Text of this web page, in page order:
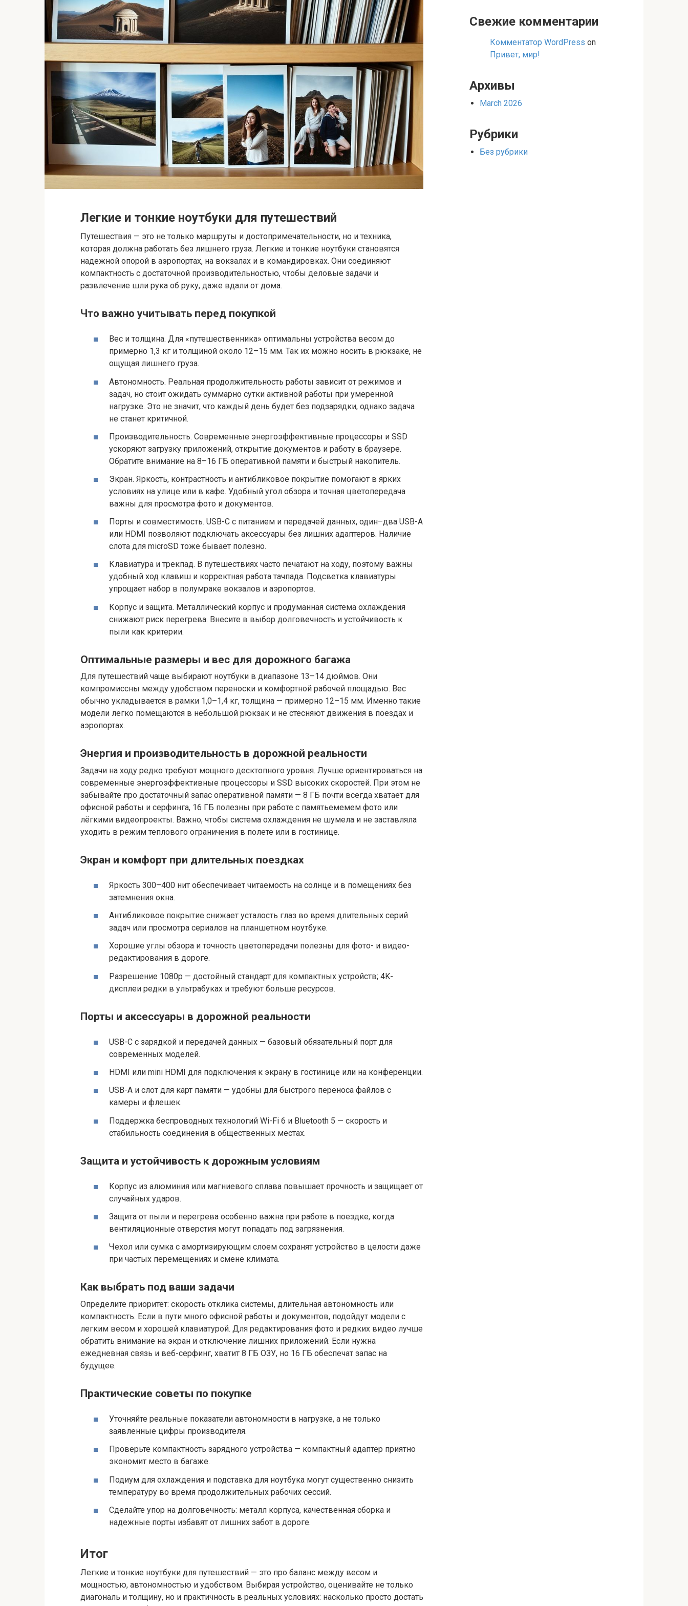
Легкие и тонкие ноутбуки для путешествий
Путешествия — это не только маршруты и достопримечательности, но и техника,
которая должна работать без лишнего груза. Легкие и тонкие ноутбуки становятся
надежной опорой в аэропортах, на вокзалах и в командировках. Они соединяют
компактность с достаточной производительностью, чтобы деловые задачи и
развлечение шли рука об руку, даже вдали от дома.
Что важно учитывать перед покупкой
Вес и толщина. Для «путешественника» оптимальны устройства весом до
примерно 1,3 кг и толщиной около 12–15 мм. Так их можно носить в рюкзаке, не
ощущая лишнего груза.
Автономность. Реальная продолжительность работы зависит от режимов и
задач, но стоит ожидать суммарно сутки активной работы при умеренной
нагрузке. Это не значит, что каждый день будет без подзарядки, однако задача
не станет критичной.
Производительность. Современные энергоэффективные процессоры и SSD
ускоряют загрузку приложений, открытие документов и работу в браузере.
Обратите внимание на 8–16 ГБ оперативной памяти и быстрый накопитель.
Экран. Яркость, контрастность и антибликовое покрытие помогают в ярких
условиях на улице или в кафе. Удобный угол обзора и точная цветопередача
важны для просмотра фото и документов.
Порты и совместимость. USB-C с питанием и передачей данных, один–два USB-A
или HDMI позволяют подключать аксессуары без лишних адаптеров. Наличие
слота для microSD тоже бывает полезно.
Клавиатура и трекпад. В путешествиях часто печатают на ходу, поэтому важны
удобный ход клавиш и корректная работа тачпада. Подсветка клавиатуры
упрощает набор в полумраке вокзалов и аэропортов.
Корпус и защита. Металлический корпус и продуманная система охлаждения
снижают риск перегрева. Внесите в выбор долговечность и устойчивость к
пыли как критерии.
Оптимальные размеры и вес для дорожного багажа
Для путешествий чаще выбирают ноутбуки в диапазоне 13–14 дюймов. Они
компромиссны между удобством переноски и комфортной рабочей площадью. Вес
обычно укладывается в рамки 1,0–1,4 кг, толщина — примерно 12–15 мм. Именно такие
модели легко помещаются в небольшой рюкзак и не стесняют движения в поездах и
аэропортах.
Энергия и производительность в дорожной реальности
Задачи на ходу редко требуют мощного десктопного уровня. Лучше ориентироваться на
современные энергоэффективные процессоры и SSD высоких скоростей. При этом не
забывайте про достаточный запас оперативной памяти — 8 ГБ почти всегда хватает для
офисной работы и серфинга, 16 ГБ полезны при работе с памятьемемем фото или
лёгкими видеопроекты. Важно, чтобы система охлаждения не шумела и не заставляла
уходить в режим теплового ограничения в полете или в гостинице.
Экран и комфорт при длительных поездках
Яркость 300–400 нит обеспечивает читаемость на солнце и в помещениях без
затемнения окна.
Антибликовое покрытие снижает усталость глаз во время длительных серий
задач или просмотра сериалов на планшетном ноутбуке.
Хорошие углы обзора и точность цветопередачи полезны для фото- и видео-
редактирования в дороге.
Разрешение 1080p — достойный стандарт для компактных устройств; 4K-
дисплеи редки в ультрабуках и требуют больше ресурсов.
Порты и аксессуары в дорожной реальности
USB-C с зарядкой и передачей данных — базовый обязательный порт для
современных моделей.
HDMI или mini HDMI для подключения к экрану в гостинице или на конференции.
USB-A и слот для карт памяти — удобны для быстрого переноса файлов с
камеры и флешек.
Поддержка беспроводных технологий Wi-Fi 6 и Bluetooth 5 — скорость и
стабильность соединения в общественных местах.
Защита и устойчивость к дорожным условиям
Корпус из алюминия или магниевого сплава повышает прочность и защищает от
случайных ударов.
Защита от пыли и перегрева особенно важна при работе в поездке, когда
вентиляционные отверстия могут попадать под загрязнения.
Чехол или сумка с амортизирующим слоем сохранят устройство в целости даже
при частых перемещениях и смене климата.
Как выбрать под ваши задачи
Определите приоритет: скорость отклика системы, длительная автономность или
компактность. Если в пути много офисной работы и документов, подойдут модели с
легким весом и хорошей клавиатурой. Для редактирования фото и редких видео лучше
обратить внимание на экран и отключение лишних приложений. Если нужна
ежедневная связь и веб-серфинг, хватит 8 ГБ ОЗУ, но 16 ГБ обеспечат запас на
будущее.
Практические советы по покупке
Уточняйте реальные показатели автономности в нагрузке, а не только
заявленные цифры производителя.
Проверьте компактность зарядного устройства — компактный адаптер приятно
экономит место в багаже.
Подиум для охлаждения и подставка для ноутбука могут существенно снизить
температуру во время продолжительных рабочих сессий.
Сделайте упор на долговечность: металл корпуса, качественная сборка и
надежные порты избавят от лишних забот в дороге.
Итог
Легкие и тонкие ноутбуки для путешествий — это про баланс между весом и
мощностью, автономностью и удобством. Выбирая устройство, оценивайте не только
диагональ и толщину, но и практичность в реальных условиях: насколько просто достать
Свежие комментарии
Комментатор WordPress on
Привет, мир!
Архивы
March 2026
Рубрики
Без рубрики